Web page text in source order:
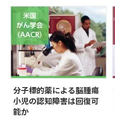
分子標的薬による脳腫瘍
小児の認知障害は回復可
能か